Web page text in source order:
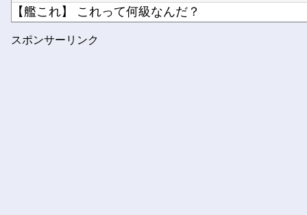
【艦これ】 これって何級なんだ？
★【ワートリ】木虎はやっぱり上品な可愛さがあるな
スポンサーリンク